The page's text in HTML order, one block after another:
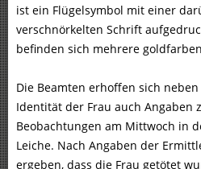
ist ein Flügelsymbol mit einer
verschnörkelten Schrift
befinden sich mehrere
Die Beamten erhoffen sich
Identität der Frau auch Angaben
Beobachtungen am Mittwoch in
Leiche. Nach Angaben der
ergeben, dass die Frau getötet